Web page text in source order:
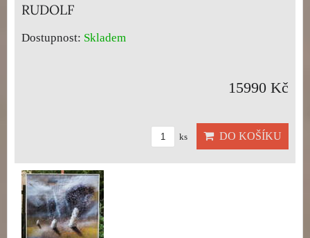
RUDOLF
Dostupnost: Skladem
15990 Kč
ks DO KOŠÍKU